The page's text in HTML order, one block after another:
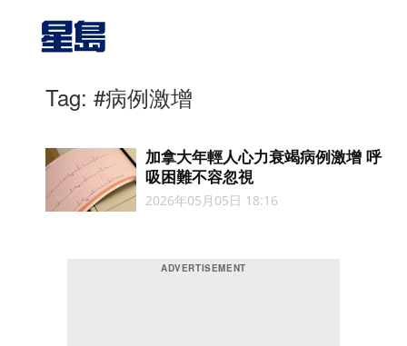
Tag: #病例激增
加拿大年輕人心力衰竭病例激增 呼
吸困難不容忽視
2026年05月05日 18:16